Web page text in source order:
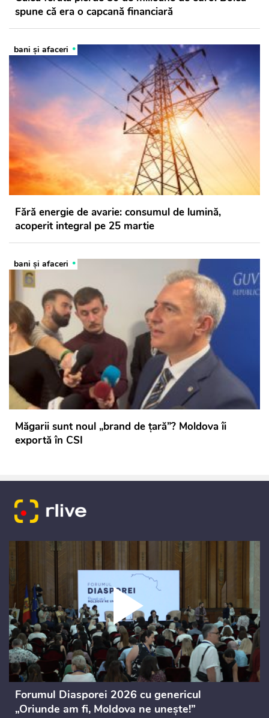
spune că era o capcană financiară
bani și afaceri
Fără energie de avarie: consumul de lumină,
acoperit integral pe 25 martie
bani și afaceri
Măgarii sunt noul „brand de țară”? Moldova îi
exportă în CSI
Forumul Diasporei 2026 cu genericul
„Oriunde am fi, Moldova ne unește!”